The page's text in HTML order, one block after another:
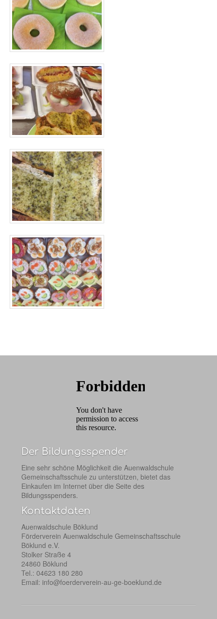
Der Bildungsspender
Eine sehr schöne Möglichkeit die Auenwaldschule
Gemeinschaftsschule zu unterstützen, bietet das
Einkaufen im Internet über die Seite des
Bildungsspenders.
Kontaktdaten
Auenwaldschule Böklund
Förderverein Auenwaldschule Gemeinschaftsschule
Böklund e.V.
Stolker Straße 4
24860 Böklund
Tel.: 04623 180 280
Email: info@foerderverein-au-ge-boeklund.de